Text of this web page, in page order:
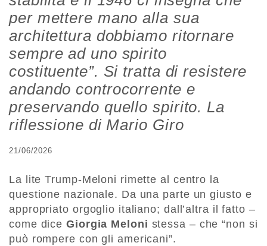
per mettere mano alla sua
architettura dobbiamo ritornare
sempre ad uno spirito
costituente”. Si tratta di resistere
andando controcorrente e
preservando quello spirito. La
riflessione di Mario Giro
21/06/2026
La lite Trump-Meloni rimette al centro la
questione nazionale. Da una parte un giusto e
appropriato orgoglio italiano; dall’altra il fatto –
come diceGiorgia Meloni stessa – che “non si
può rompere con gli americani”.